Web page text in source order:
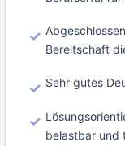
Bereitschaft
Sehr gutes
belastbar und